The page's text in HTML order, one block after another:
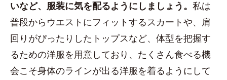
いなど、服装に気を配るようにしましょう。 私は
普段からウエストにフィットするスカートや、肩
回りがぴったりしたトップスなど、体型を把握す
るための洋服を用意しており、たくさん食べる機
会こそ身体のラインが出る洋服を着るようにして